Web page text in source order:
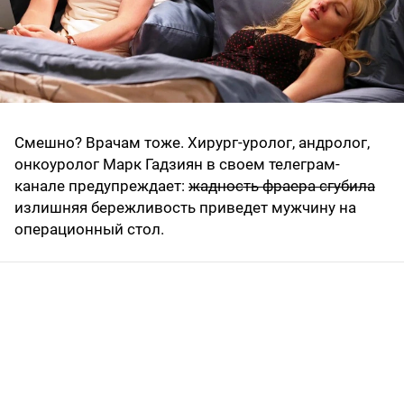
Смешно? Врачам тоже. Хирург-уролог, андролог,
онкоуролог Марк Гадзиян в своем телеграм-
канале предупреждает: жадность фраера сгубила
излишняя бережливость приведет мужчину на
операционный стол.